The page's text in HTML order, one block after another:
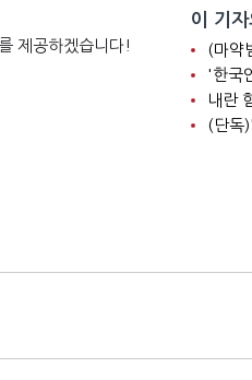
제공하겠습니다!
이 기
'한국
내란
(단독